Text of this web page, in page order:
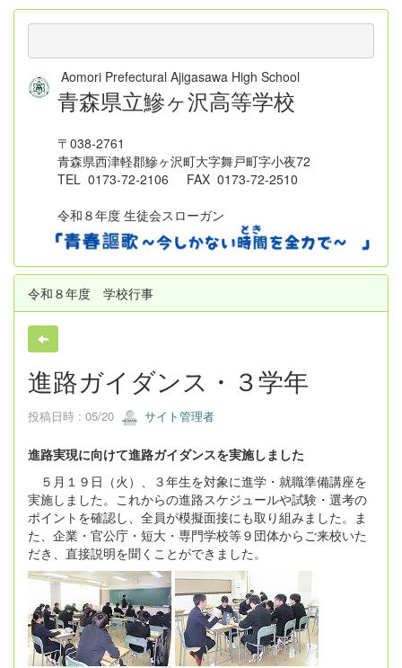
Aomori Prefectural Ajigasawa High School
青森県立鰺ヶ沢高等学校
〒038-2761
青森県西津軽郡鰺ヶ沢町大字舞戸町字小夜72
TEL 0173-72-2106 FAX 0173-72-2510
令和８年度 生徒会スローガン
令和８年度 学校行事
進路ガイダンス・３学年
投稿日時 : 05/20 サイト管理者
進路実現に向けて進路ガイダンスを実施しました
５月１９日（火）、３年生を対象に進学・就職準備講座を
実施しました。これからの進路スケジュールや試験・選考の
ポイントを確認し、全員が模擬面接にも取り組みました。ま
た、企業・官公庁・短大・専門学校等９団体からご来校いた
だき、直接説明を聞くことができました。